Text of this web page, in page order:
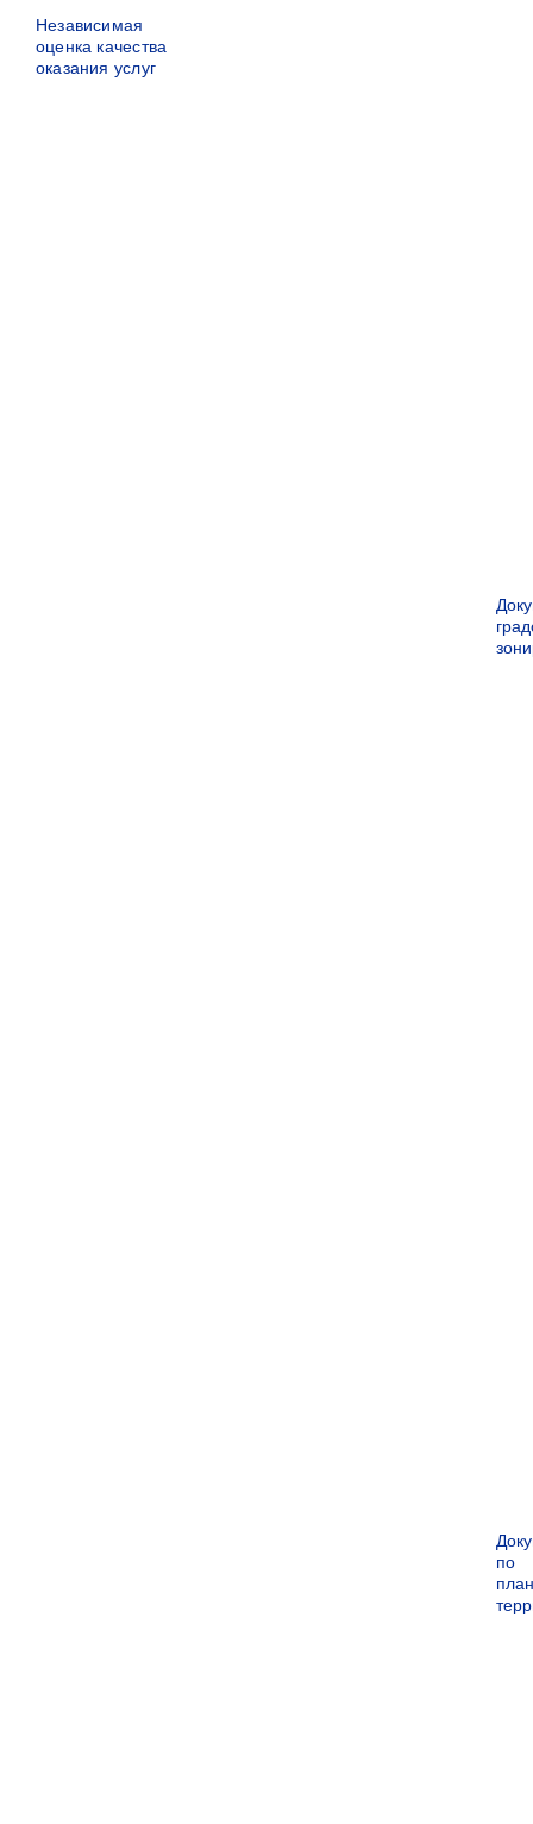
Независимая
оценка качества
оказания услуг
по